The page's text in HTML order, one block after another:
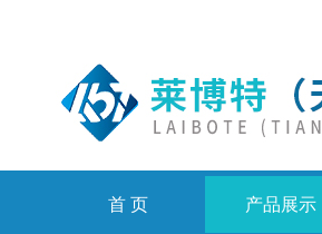
首 页 产品展示